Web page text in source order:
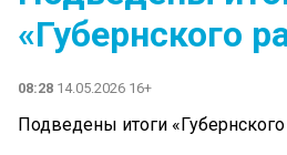
«Губернского
08:28 14.05.2026 16+
Подведены итоги «Губернского